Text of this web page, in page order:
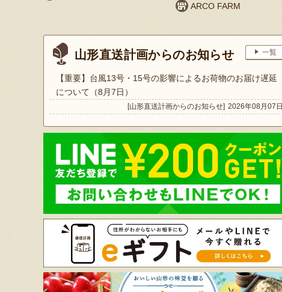
ARCO FARM
山形直送計画からのお知らせ 一覧
【重要】台風13号・15号の影響によるお荷物のお届け遅延
について（8月7日）
[山形直送計画からのお知らせ] 2026年08月07日